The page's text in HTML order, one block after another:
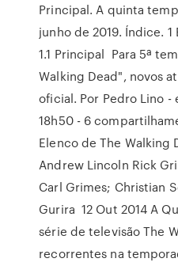
Principal. A quinta
junho de 2019. Índice.
1.1 Principal Para 5ª
Walking Dead", novos
oficial. Por Pedro Lino -
18h50 - 6
Elenco de The Walking
Andrew Lincoln Rick
Carl Grimes; Christian
Gurira 12 Out 2014 A
série de televisão The
recorrentes na